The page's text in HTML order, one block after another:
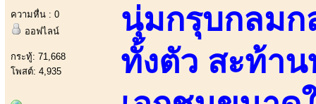
ความหื่น : 0
ออฟไลน์
กระทู้: 71,668
โพสต์: 4,935
นุ่มกรุบกลมก
ทั้งตัว สะท้าน